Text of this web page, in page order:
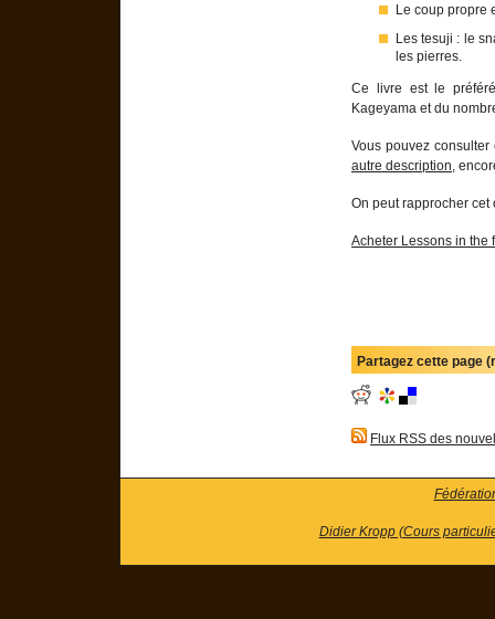
Le coup propre
Les tesuji : le
les pierres.
Ce livre est le
Kageyama et du
Vous pouvez
autre description,
On peut rapprocher
Acheter Lessons in the
Partagez cette page
Flux RSS des
Didier Kropp (Cours